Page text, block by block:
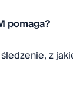
pomaga?
z